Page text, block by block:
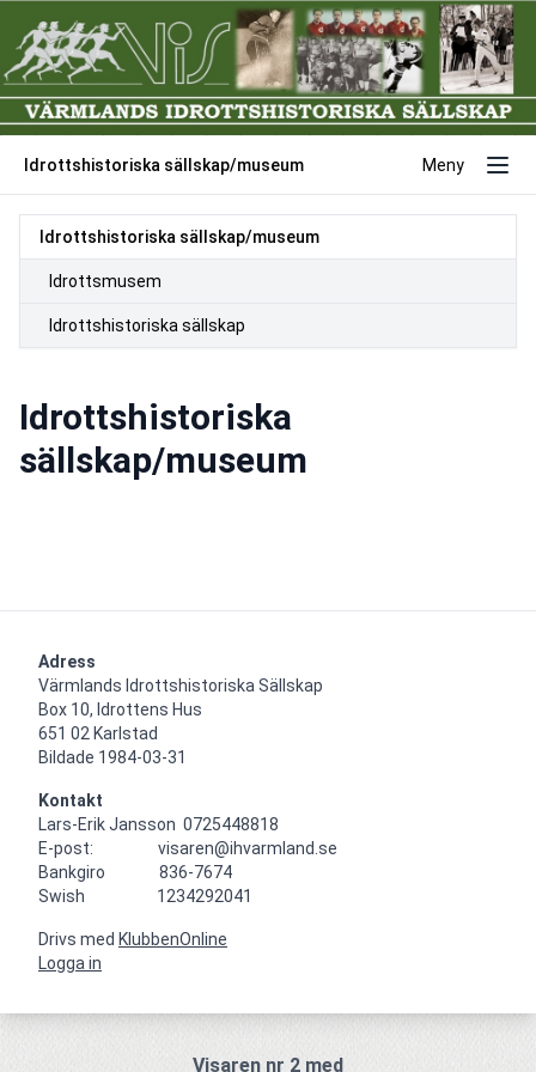
Idrottshistoriska sällskap/museum Meny
Idrottshistoriska sällskap/museum
Idrottsmusem
Idrottshistoriska sällskap
Idrottshistoriska
sällskap/museum
Adress
Värmlands Idrottshistoriska Sällskap
Box 10, Idrottens Hus
651 02 Karlstad
Bildade 1984-03-31
Kontakt
Lars-Erik Jansson  0725448818
E-post:                  visaren@ihvarmland.se
Bankgiro               836-7674
Swish                    1234292041
Drivs med KlubbenOnline
Logga in
Visaren nr 2 med